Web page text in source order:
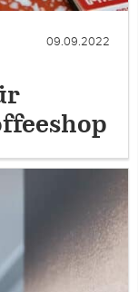
09.09.2022